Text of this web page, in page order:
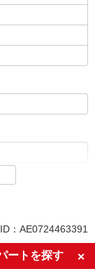
ID：AE0724463391
ートを探す